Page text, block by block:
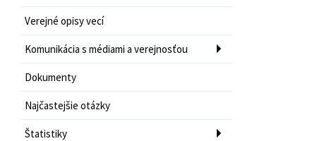
Verejné opisy vecí
Komunikácia s médiami a verejnosťou
Dokumenty
Najčastejšie otázky
Štatistiky